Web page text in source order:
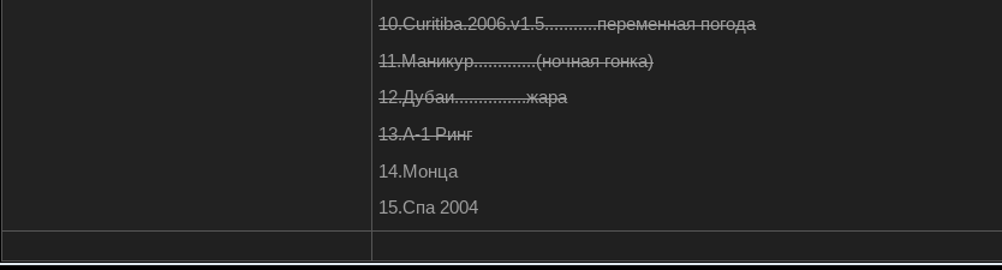
10.Curitiba.2006.v1.5...........переменная погода
11.Маникур.............(ночная гонка)
12.Дубаи...............жара
13.А-1 Ринг
14.Монца
15.Спа 2004